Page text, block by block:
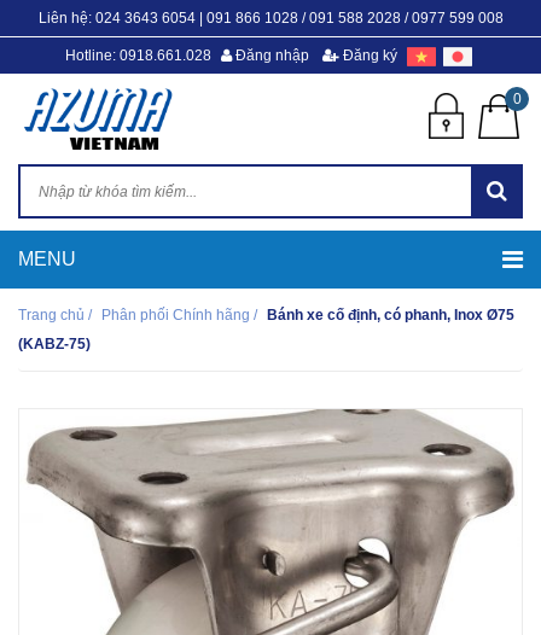
Liên hệ: 024 3643 6054| 091 866 1028 / 091 588 2028 / 0977 599 008
Hotline: 0918.661.028 Đăng nhập Đăng ký
0
Trang chủ / Phân phối Chính hãng /
Bánh xe cố định, có phanh, Inox Ø75
(KABZ-75)